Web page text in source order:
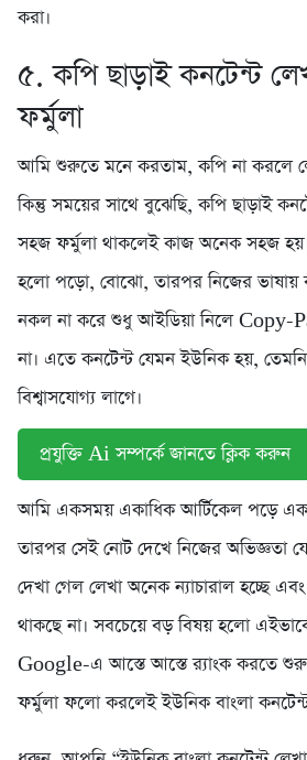
করা।
৫. কপি ছাড়াই কনটেন্ট
ফর্মুলা
আমি শুরুতে মনে করতাম, কপি না করলে
কিন্তু সময়ের সাথে বুঝেছি, কপি ছাড়াই
সহজ ফর্মুলা থাকলেই কাজ অনেক সহজ
হলো পড়ো, বোঝো, তারপর নিজের ভাষায়
নকল না করে শুধু আইডিয়া নিলে Copy-
না। এতে কনটেন্ট যেমন ইউনিক হয়,
বিশ্বাসযোগ্য লাগে।
প্রযুক্তি Ai সম্পর্কে জানতে ক্লিক করুন
আমি একসময় একাধিক আর্টিকেল পড়ে
তারপর সেই নোট দেখে নিজের অভিজ্ঞতা
দেখা গেল লেখা অনেক ন্যাচারাল হচ্ছে
থাকছে না। সবচেয়ে বড় বিষয় হলো
Google-এ আস্তে আস্তে র‍্যাংক করতে
ফর্মুলা ফলো করলেই ইউনিক বাংলা